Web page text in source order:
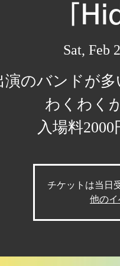
「
Sat, Feb
演のバンドが
わくわく
入場料
チケットは当日
他の